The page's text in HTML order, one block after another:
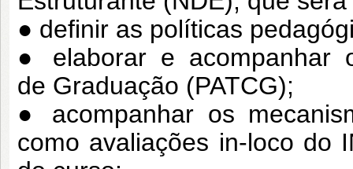
● definir as políticas
● elaborar e acompanhar
de Graduação (PATCG);
● acompanhar os
como avaliações in-loco do